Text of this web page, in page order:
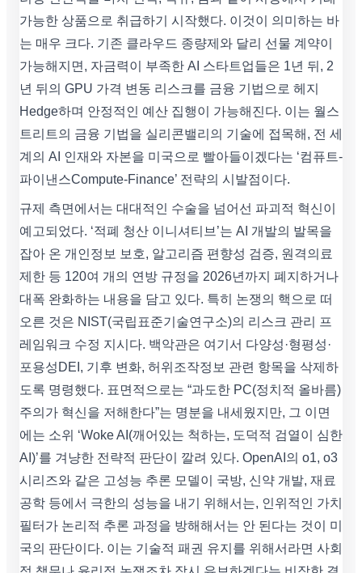
가능한 상품으로 취급하기 시작했다. 이것이 의미하는 바
는 매우 크다. 기존 클라우드 종량제와 달리 선물 계약이
가능해지면, 자금력이 부족한 AI 스타트업들은 1년 뒤, 2
년 뒤의 GPU 가격 변동 리스크를 금융 기법으로 헤지
Hedge하며 안정적인 예산 집행이 가능해진다. 이는 월스
트리트의 금융 기법을 실리콘밸리의 기술에 접목해, 전 세
계의 AI 인재와 자본을 미국으로 빨아들이겠다는 ‘컴퓨트-
파이낸스Compute-Finance’ 전략의 시발점이다.
규제 측면에서는 대대적인 수술을 넘어선 파괴적 혁신이
예고되었다. ‘적폐 청산 이니셔티브’는 AI 개발의 발목을
잡아 온 개인정보 보호, 알고리즘 편향성 검증, 원격의료
제한 등 120여 개의 연방 규정을 2026년까지 폐지하거나
대폭 완화하는 내용을 담고 있다. 특히 논쟁의 핵으로 떠
오른 것은 NIST(국립표준기술연구소)의 리스크 관리 프
레임워크 수정 지시다. 백악관은 여기서 다양성·형평성·
포용성DEI, 기후 변화, 허위조작정보 관련 항목을 삭제하
도록 명령했다. 표면적으로는 “과도한 PC(정치적 올바름)
주의가 혁신을 저해한다”는 명분을 내세웠지만, 그 이면
에는 소위 ‘Woke AI(깨어있는 척하는, 도덕적 검열이 심한
AI)’를 겨냥한 전략적 판단이 깔려 있다. OpenAI의 o1, o3
시리즈와 같은 고성능 추론 모델이 국방, 신약 개발, 재료
공학 등에서 극한의 성능을 내기 위해서는, 인위적인 가치
필터가 논리적 추론 과정을 방해해서는 안 된다는 것이 미
국의 판단이다. 이는 기술적 패권 유지를 위해서라면 사회